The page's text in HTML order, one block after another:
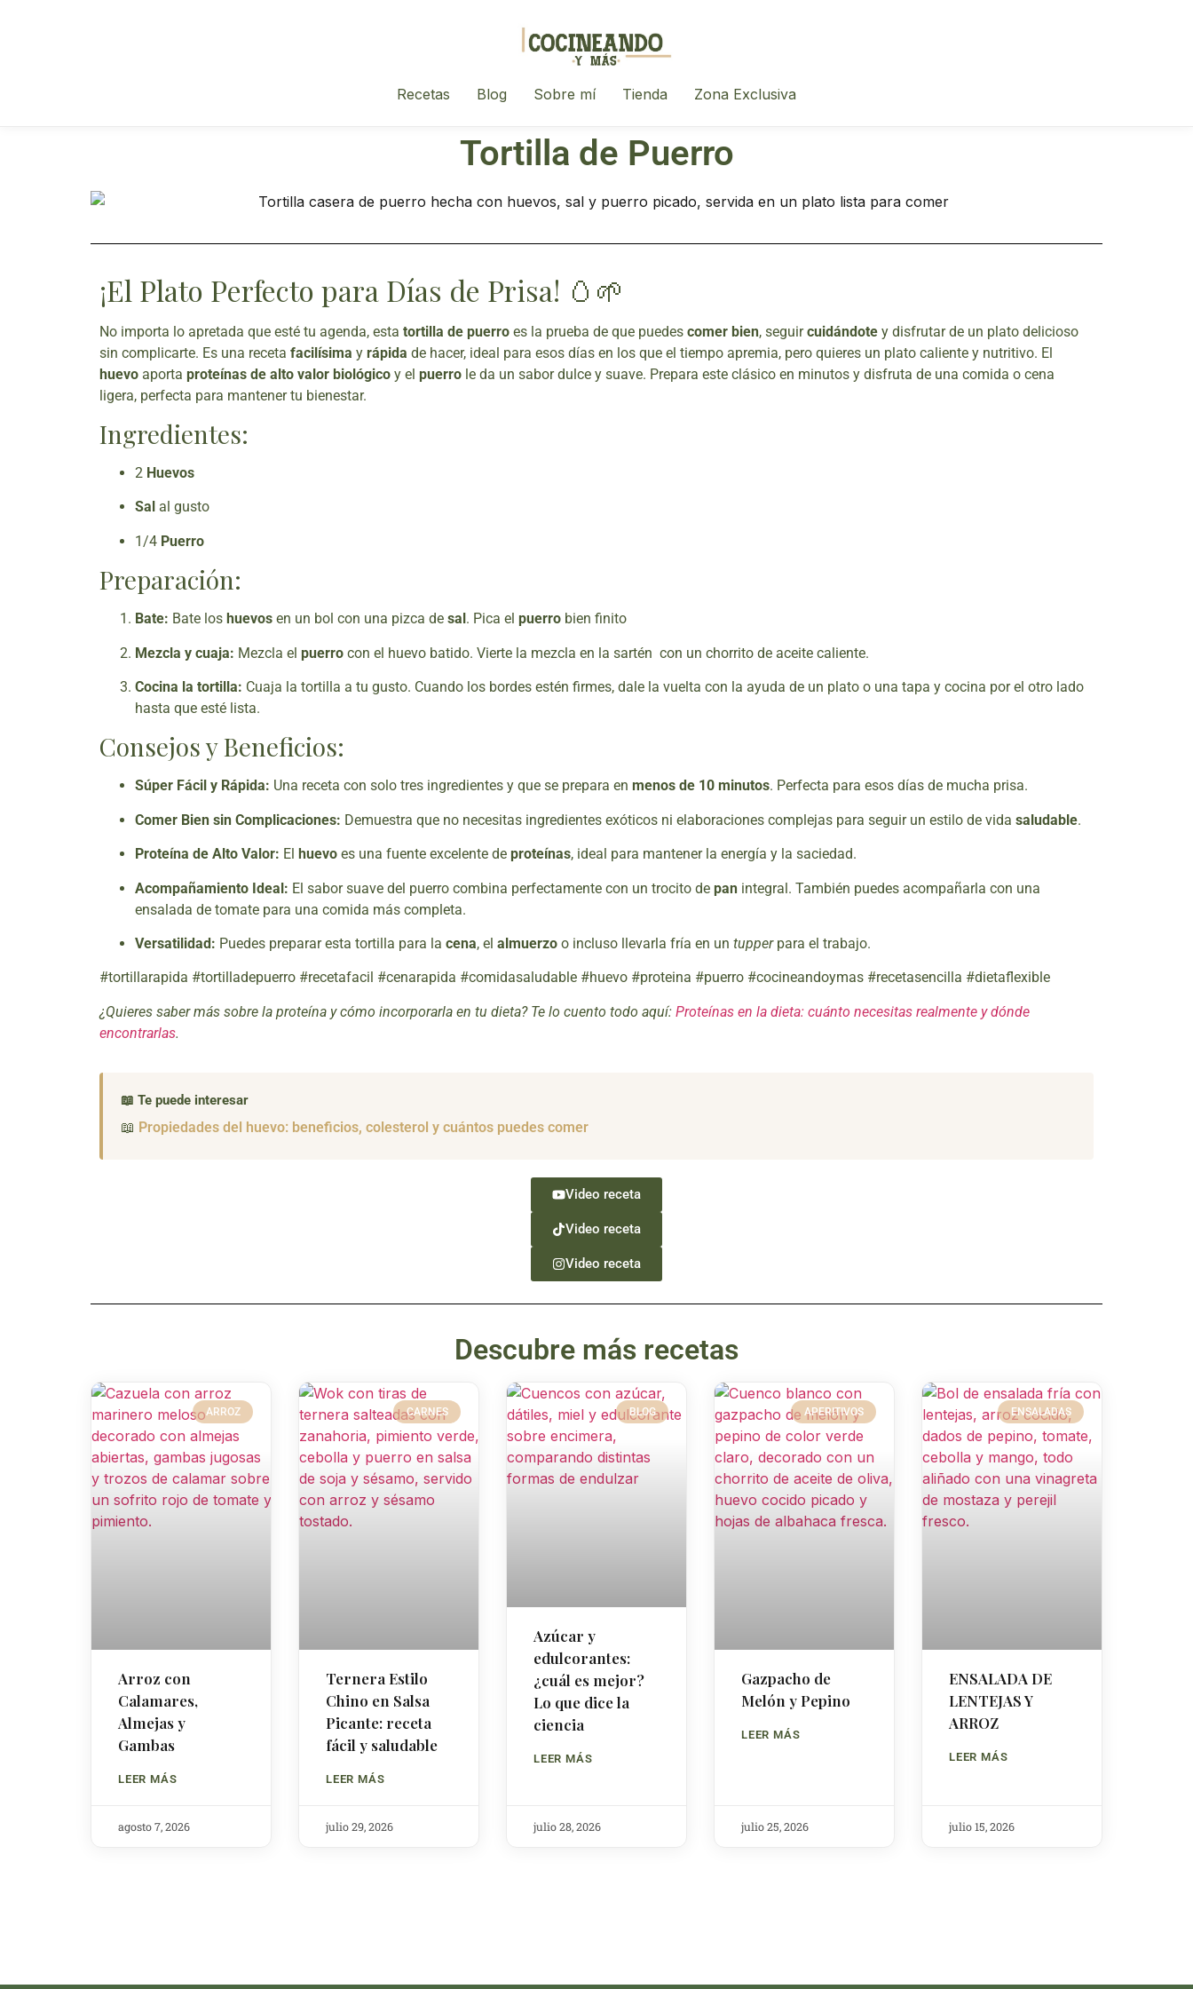
Recetas Blog Sobre mí Tienda Zona Exclusiva
Tortilla de Puerro
¡El Plato Perfecto para Días de Prisa! 🥚🌱
No importa lo apretada que esté tu agenda, esta tortilla de puerro es la prueba de que puedes comer bien, seguircuidándote y disfrutar de un plato delicioso
sin complicarte. Es una receta facilísima y rápida de hacer, ideal para esos días en los que el tiempo apremia, pero quieres un plato caliente y nutritivo. El
huevo aporta proteínas de alto valor biológico y el puerro le da un sabor dulce y suave. Prepara este clásico en minutos y disfruta de una comida o cena
ligera, perfecta para mantener tu bienestar.
Ingredientes:
2 Huevos
Sal al gusto
1/4 Puerro
Preparación:
Bate: Bate los huevos en un bol con una pizca de sal . Pica el puerro bien finito
Mezcla y cuaja: Mezcla el puerro con el huevo batido. Vierte la mezcla en la sartén con un chorrito de aceite caliente.
Cocina la tortilla: Cuaja la tortilla a tu gusto. Cuando los bordes estén firmes, dale la vuelta con la ayuda de un plato o una tapa y cocina por el otro lado
hasta que esté lista.
Consejos y Beneficios:
Súper Fácil y Rápida: Una receta con solo tres ingredientes y que se prepara en menos de 10 minutos. Perfecta para esos días de mucha prisa.
Comer Bien sin Complicaciones: Demuestra que no necesitas ingredientes exóticos ni elaboraciones complejas para seguir un estilo de vida saludable.
Proteína de Alto Valor: El huevo es una fuente excelente de proteínas, ideal para mantener la energía y la saciedad.
Acompañamiento Ideal: El sabor suave del puerro combina perfectamente con un trocito de pan integral. También puedes acompañarla con una
ensalada de tomate para una comida más completa.
Versatilidad: Puedes preparar esta tortilla para la cena, el almuerzo o incluso llevarla fría en un tupperpara el trabajo.
#tortillarapida #tortilladepuerro #recetafacil #cenarapida #comidasaludable #huevo #proteina #puerro #cocineandoymas #recetasencilla #dietaflexible
¿Quieres saber más sobre la proteína y cómo incorporarla en tu dieta? Te lo cuento todo aquí: Proteínas en la dieta: cuánto necesitas realmente y dónde
encontrarlas.
📖 Te puede interesar
📖 Propiedades del huevo: beneficios, colesterol y cuántos puedes comer
Video receta
Video receta
Video receta
Descubre más recetas
ARROZ
Arroz con
Calamares,
Almejas y
Gambas
LEER MÁS
agosto 7, 2026
CARNES
Ternera Estilo
Chino en Salsa
Picante: receta
fácil y saludable
LEER MÁS
julio 29, 2026
BLOG
Azúcar y
edulcorantes:
¿cuál es mejor?
Lo que dice la
ciencia
LEER MÁS
julio 28, 2026
APERITIVOS
Gazpacho de
Melón y Pepino
LEER MÁS
julio 25, 2026
ENSALADAS
ENSALADA DE
LENTEJAS Y
ARROZ
LEER MÁS
julio 15, 2026